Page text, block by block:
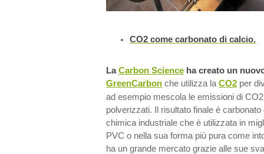
CO2 come carbonato di calcio.
LaCarbon Science ha creato un
GreenCarbon che utilizza la CO2 per
ad esempio mescola le emissioni di
polverizzati. Il risultato finale è
chimica industriale che è utilizzata in
PVC o nella sua forma più pura come
ha un grande mercato grazie alle sue